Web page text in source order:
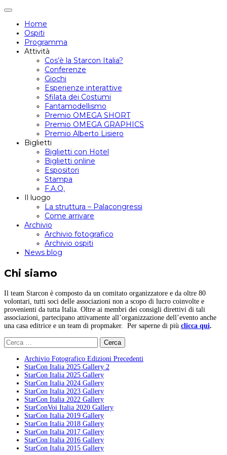
Attiva/disattiva
navigazione
Home
Ospiti
Programma
Attività
Cos’è la Starcon Italia?
Conferenze
Giochi
Esperienze interattive
Sfilata dei Costumi
Fantamodellismo
Premio OMEGA SHORT
Premio OMEGA GRAPHICS
Premio Alberto Lisiero
Biglietti
Biglietti con Hotel
Biglietti online
Espositori
Stampa
F.A.Q.
Il luogo
La struttura – Palacongressi
Come arrivare
Archivio
Archivio fotografico
Archivio ospiti
News blog
Chi siamo
Il team Starcon è composto da un comitato organizzatore e da oltre 80
volontari, tutti soci delle associazioni non a scopo di lucro coinvolte e
provenienti da tutta Italia. Oltre ai membri dei consigli direttivi di tali
associazioni, partecipano attivamente all’organizzazione dell’evento anche
una casa editrice e un team di propmaker. Per saperne di più clicca qui.
Ricerca
per:
Archivio Fotografico Edizioni Precedenti
StarCon Italia 2025 Gallery 2
StarCon Italia 2025 Gallery
StarCon Italia 2024 Gallery
StarCon Italia 2023 Gallery
StarCon Italia 2022 Gallery
StarConVoi Italia 2020 Gallery
StarCon Italia 2019 Gallery
StarCon Italia 2018 Gallery
StarCon Italia 2017 Gallery
StarCon Italia 2016 Gallery
StarCon Italia 2015 Gallery